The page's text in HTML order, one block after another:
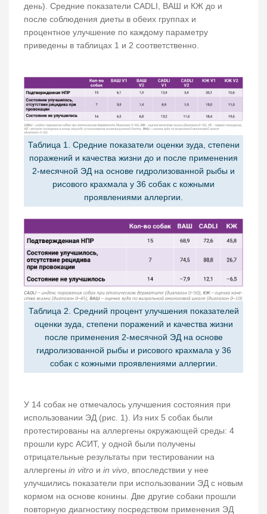
день). Средние показатели CADLI, ВАШ и КЖ до и
после соблюдения диеты в обеих группах и
процентное улучшение по каждому параметру
приведены в таблицах 1 и 2 соответственно.
Таблица 1. Средние показатели оценки зуда, степени
поражений и качества жизни до и после применения
2-месячной ЭД на основе гидролизованной рыбы и
рисового крахмала у 36 собак с кожными
проявлениями аллергии.
Таблица 2. Средний процент улучшения показателей
оценки зуда, степени поражений и качества жизни
после применения 2-месячной ЭД на основе
гидролизованной рыбы и рисового крахмала у 36
собак с кожными проявлениями аллергии.
У 14 собак не отмечалось улучшения состояния при
использовании ЭД (рис. 1). Из них 5 собак были
протестированы на аллергены окружающей среды: 4
прошли курс АСИТ, у одной были получены
отрицательные результаты при тестировании на
аллергены in vitro и in vivo , впоследствии у нее
улучшились показатели при использовании ЭД с новым
кормом на основе конины. Две другие собаки прошли
повторную диагностику посредством применения ЭД